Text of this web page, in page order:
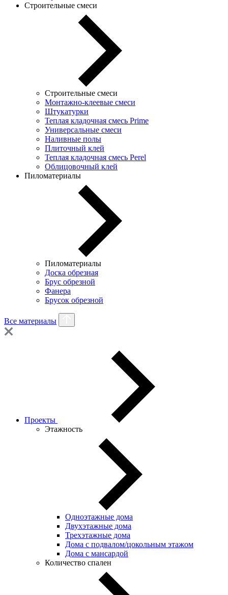
Строительные смеси
Строительные смеси
Монтажно-клеевые смеси
Штукатурки
Теплая кладочная смесь Prime
Универсальные смеси
Наливные полы
Плиточный клей
Теплая кладочная смесь Perel
Облицовочный клей
Пиломатериалы
Пиломатериалы
Доска обрезная
Брус обрезной
Фанера
Брусок обрезной
Все материалы
Проекты
Этажность
Одноэтажные дома
Двухэтажные дома
Трехэтажные дома
Дома с подвалом/цокольным этажом
Дома с мансардой
Количество спален